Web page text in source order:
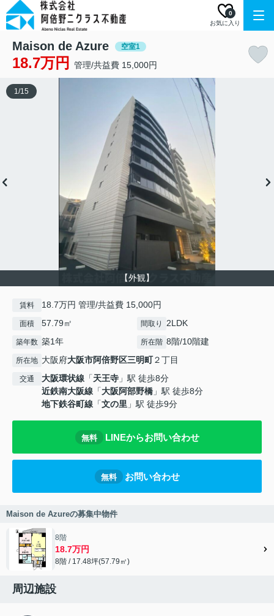
お気に入り
0
Maison de Azure 空室1
18.7万円 管理/共益費 15,000円
【外観】
1/15
賃料 18.7万円 管理/共益費 15,000円
面積 57.79㎡ 間取り 2LDK
築年数 築1年 所在階 8階/10階建
所在地 大阪府大阪市阿倍野区三明町２丁目
交通 大阪環状線 「天王寺 」駅 徒歩8分
近鉄南大阪線 「大阪阿部野橋 」駅 徒歩8分
地下鉄谷町線 「文の里 」駅 徒歩9分
無料 LINEからお問い合わせ
無料 お問い合わせ
Maison de Azureの募集中物件
8階
18.7万円
8階 / 17.48坪(57.79㎡)
周辺施設